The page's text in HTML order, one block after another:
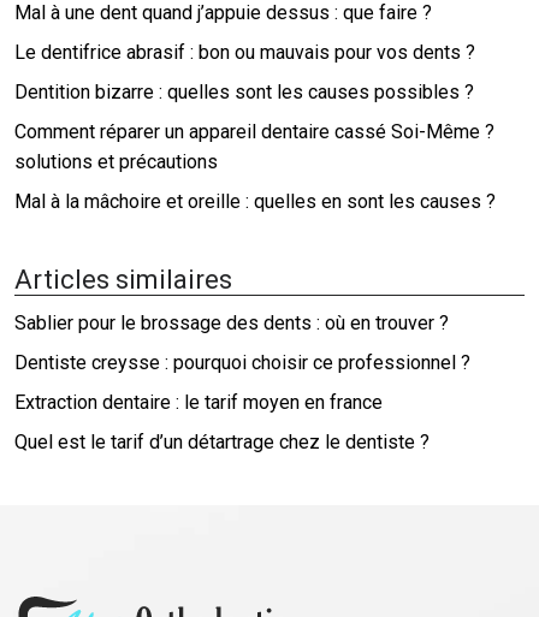
Mal à une dent quand j’appuie dessus : que faire ?
Le dentifrice abrasif : bon ou mauvais pour vos dents ?
Dentition bizarre : quelles sont les causes possibles ?
Comment réparer un appareil dentaire cassé Soi-Même ?
solutions et précautions
Mal à la mâchoire et oreille : quelles en sont les causes ?
Articles similaires
Sablier pour le brossage des dents : où en trouver ?
Dentiste creysse : pourquoi choisir ce professionnel ?
Extraction dentaire : le tarif moyen en france
Quel est le tarif d’un détartrage chez le dentiste ?